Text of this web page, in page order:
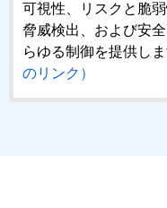
可視性、リスクと脆
脅威検出、および安
らゆる制御を提供しま
のリンク）